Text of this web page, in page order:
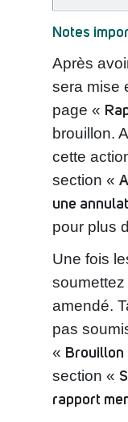
Notes
Après
sera mise
page «
brouillon.
cette
section «
une
pour plus
Une fois
soumettez
amendé.
pas
« Brouillon
section «
rapport